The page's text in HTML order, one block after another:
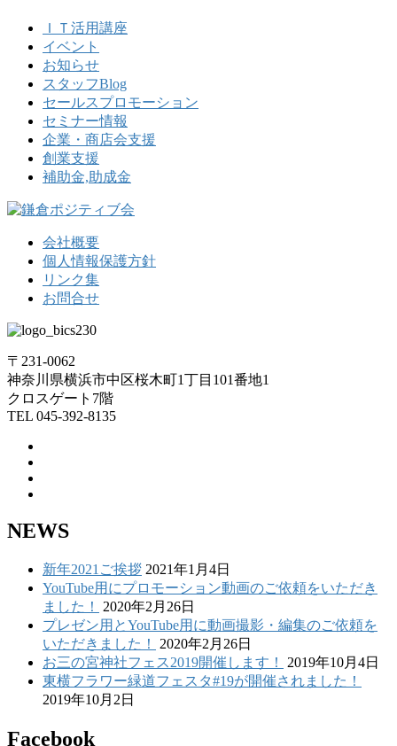
ＩＴ活用講座
イベント
お知らせ
スタッフBlog
セールスプロモーション
セミナー情報
企業・商店会支援
創業支援
補助金,助成金
会社概要
個人情報保護方針
リンク集
お問合せ
〒231-0062
神奈川県横浜市中区桜木町1丁目101番地1
クロスゲート7階
TEL 045-392-8135
NEWS
新年2021ご挨拶 2021年1月4日
YouTube用にプロモーション動画のご依頼をいただき
ました！
2020年2月26日
プレゼン用とYouTube用に動画撮影・編集のご依頼を
いただきました！
2020年2月26日
お三の宮神社フェス2019開催します！
2019年10月4日
東横フラワー緑道フェスタ#19が開催されました！
2019年10月2日
Facebook